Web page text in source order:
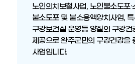
한의약보건사업
치매관리사업
구강보건사업
노인의치보철사업, 노인불소도포·
불소도포 및 불소용액양치사업,
구강보건실 운영등 양질의 구강건
제공으로 완주군민의 구강건강을
사업입니다.